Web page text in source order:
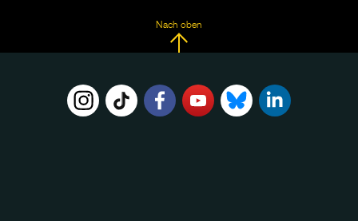
Nach oben